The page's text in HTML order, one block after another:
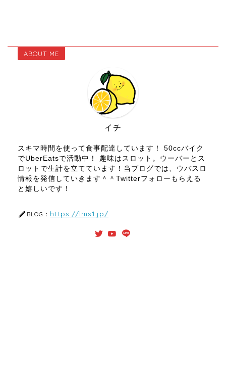
ABOUT ME
イチ
スキマ時間を使って食事配達しています！ 50ccバイク
でUberEatsで活動中！ 趣味はスロット。ウーバーとス
ロットで生計を立てています！当ブログでは、ウバスロ
情報を発信していきます＾＾Twitterフォローもらえる
と嬉しいです！
BLOG： https://lms1.jp/